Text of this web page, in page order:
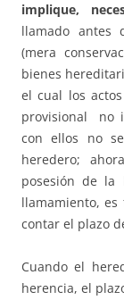
implique,
llamado antes
(mera
bienes
el cual los
provisional no
con ellos no
heredero;
posesión de la
llamamiento,
contar el plazo
Cuando el
herencia, el